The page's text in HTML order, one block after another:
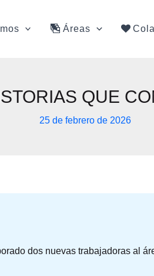
Áreas
QUE
25 de febrero de 2026
dos nuevas trabajadoras al